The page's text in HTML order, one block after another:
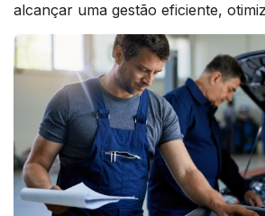
alcançar uma gestão eficiente,